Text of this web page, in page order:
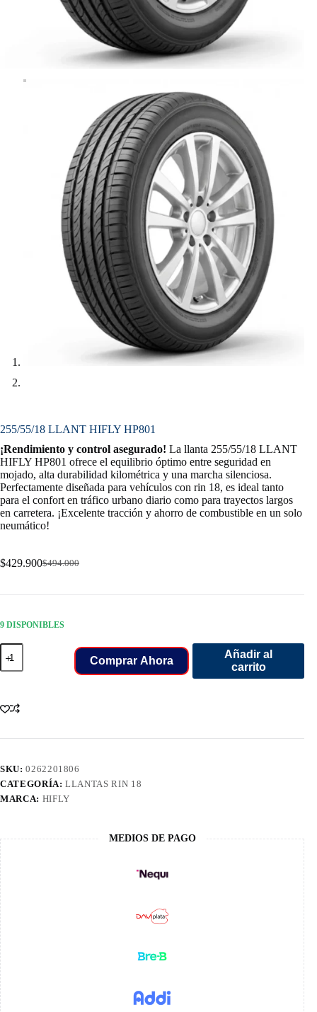
255/55/18 LLANT HIFLY HP801
¡Rendimiento y control asegurado! La llanta 255/55/18 LLANT
HIFLY HP801 ofrece el equilibrio óptimo entre seguridad en
mojado, alta durabilidad kilométrica y una marcha silenciosa.
Perfectamente diseñada para vehículos con rin 18, es ideal tanto
para el confort en tráfico urbano diario como para trayectos largos
en carretera. ¡Excelente tracción y ahorro de combustible en un solo
neumático!
$494.000
Original
was:
$429.900Current
is:
9 DISPONIBLES
255/55/18
LLANT
HIFLY
Comprar Ahora
Añadir al
carrito
SKU:0262201806
CATEGORÍA:LLANTAS RIN 18
MARCA: HIFLY
MEDIOS DE PAGO